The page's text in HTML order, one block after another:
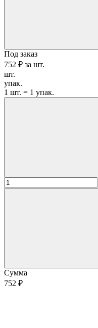
Под заказ
752 ₽ за шт.
шт.
упак.
1 шт. = 1 упак.
Сумма
752 ₽